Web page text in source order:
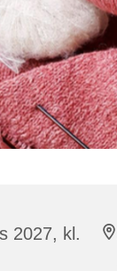
2027, kl.